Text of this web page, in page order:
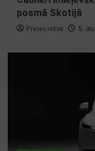
posmā Skotijā
Preses relīze 5.